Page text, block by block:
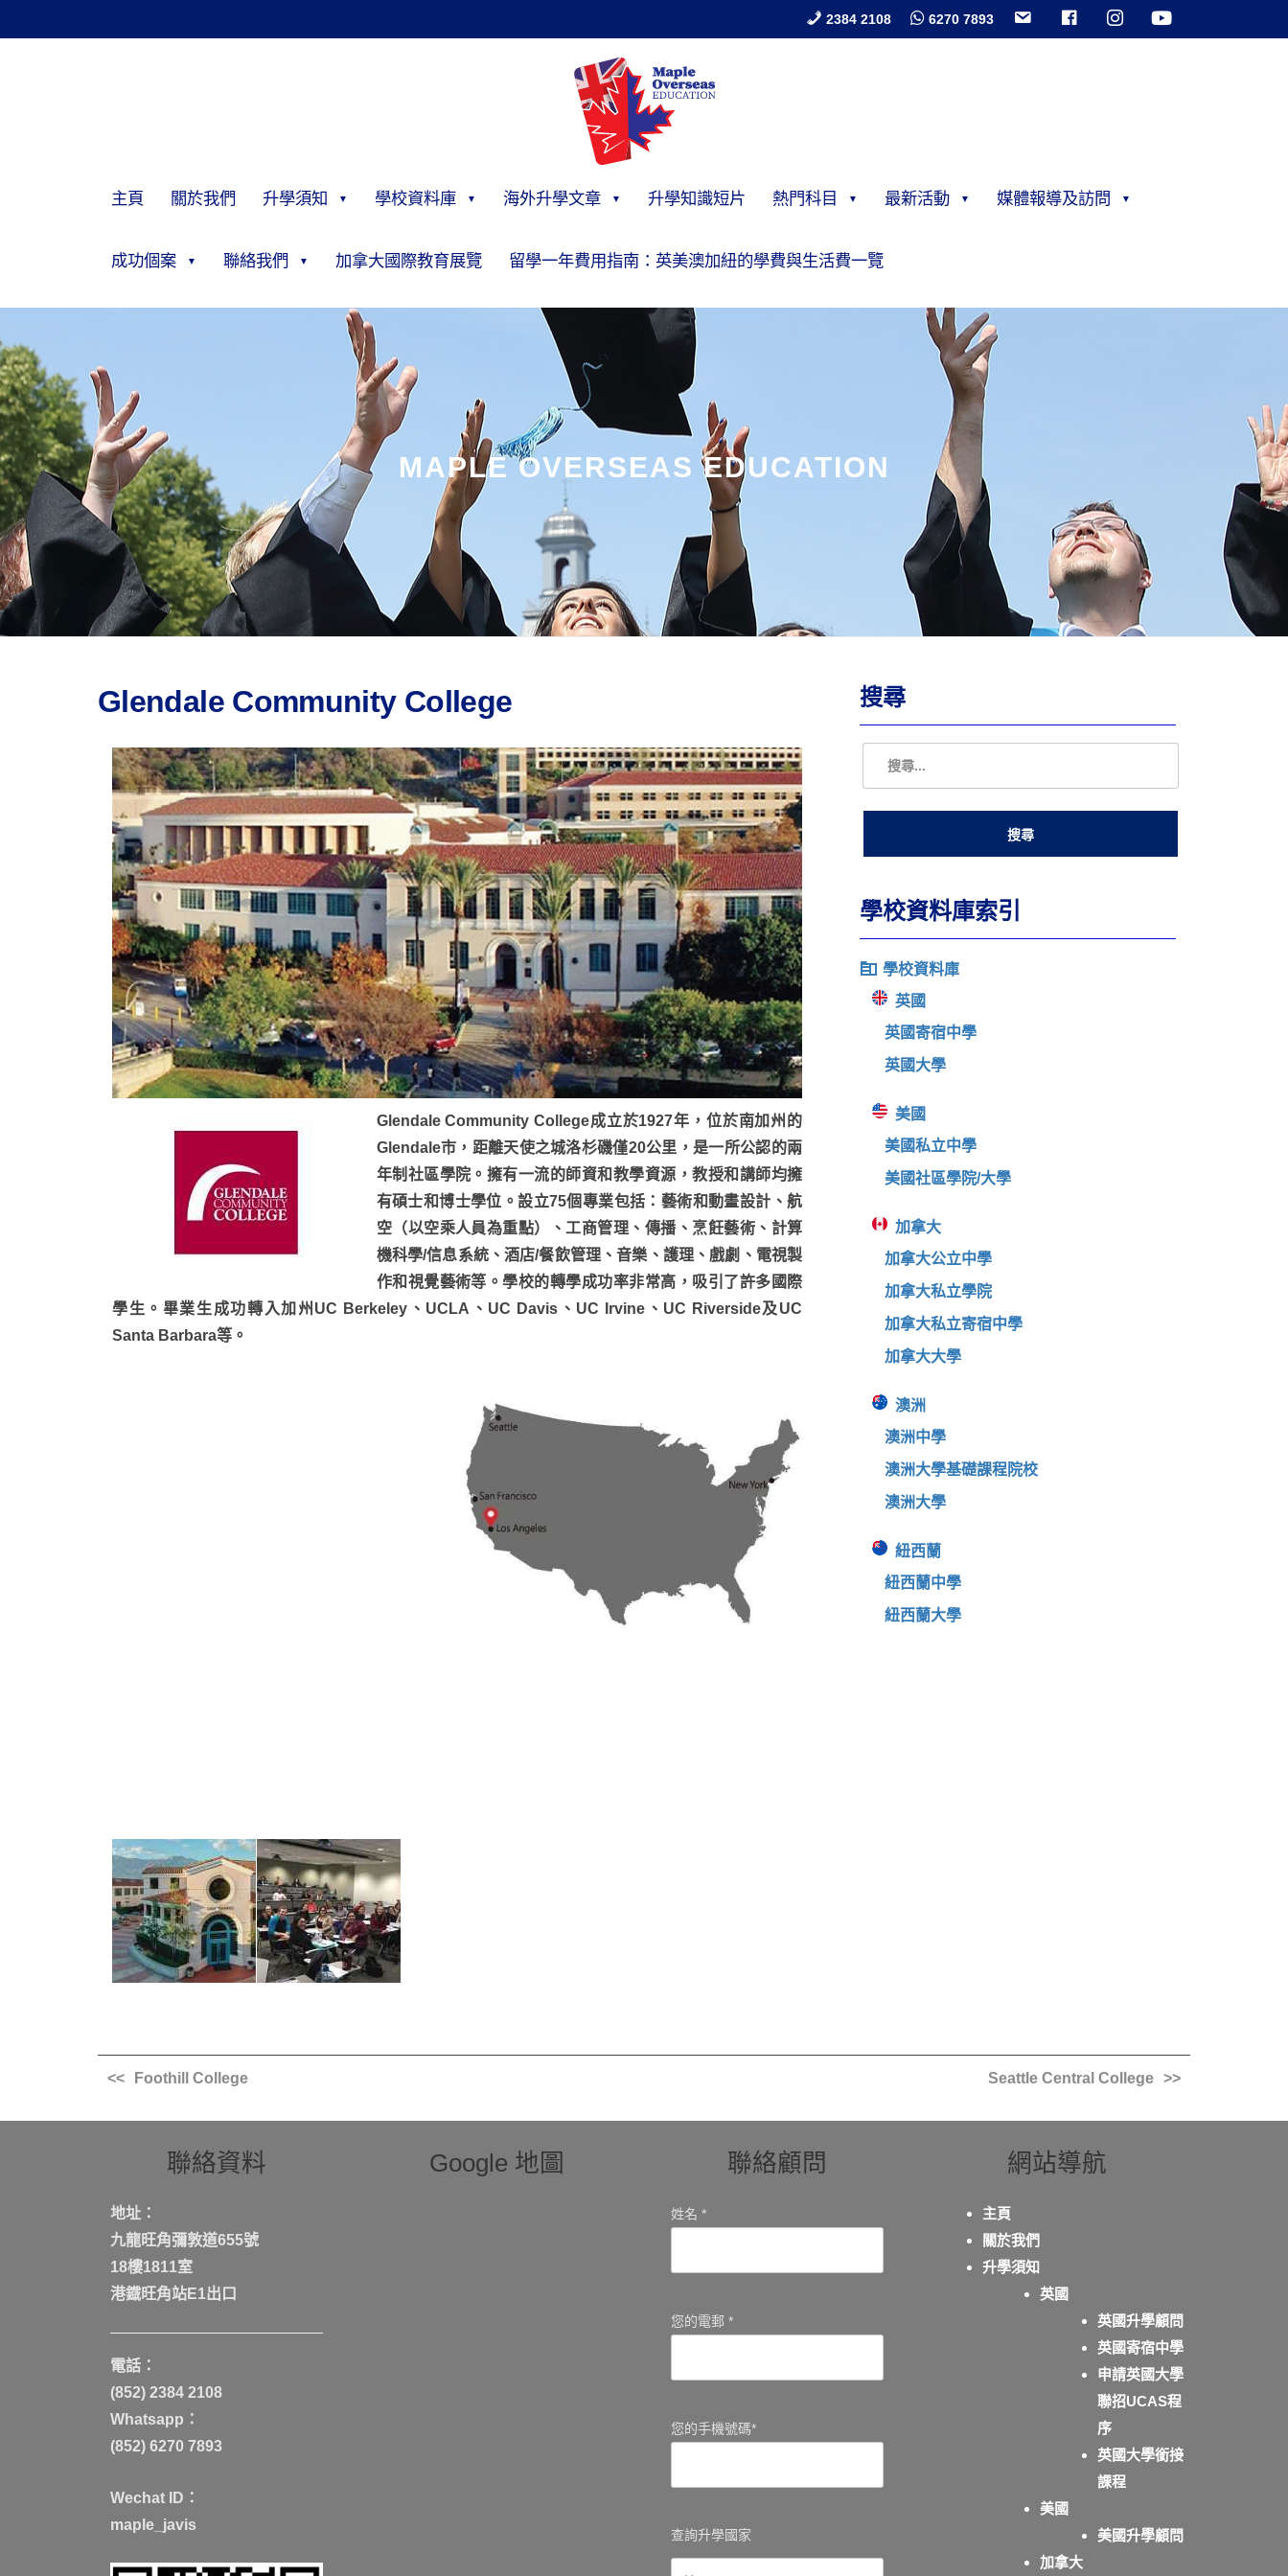
2384 2108 6270 7893
主頁 關於我們 升學須知 學校資料庫 海外升學文章 升學知識短片 熱門科目 最新活動 媒體報導及訪問
成功個案 聯絡我們 加拿大國際教育展覽 留學一年費用指南：英美澳加紐的學費與生活費一覽
MAPLE OVERSEAS EDUCATION
Glendale Community College
Glendale Community College成立於1927年，位於南加州的
Glendale市，距離天使之城洛杉磯僅20公里，是一所公認的兩
年制社區學院。擁有一流的師資和教學資源，教授和講師均擁
有碩士和博士學位。設立75個專業包括：藝術和動畫設計、航
空（以空乘人員為重點）、工商管理、傳播、烹飪藝術、計算
機科學/信息系統、酒店/餐飲管理、音樂、護理、戲劇、電視製
作和視覺藝術等。學校的轉學成功率非常高，吸引了許多國際
學生。畢業生成功轉入加州UC Berkeley、UCLA、UC Davis、UC Irvine、UC Riverside及UC
Santa Barbara等。
搜尋
學校資料庫索引
學校資料庫
英國
英國寄宿中學
英國大學
美國
美國私立中學
美國社區學院/大學
加拿大
加拿大公立中學
加拿大私立學院
加拿大私立寄宿中學
加拿大大學
澳洲
澳洲中學
澳洲大學基礎課程院校
澳洲大學
紐西蘭
紐西蘭中學
紐西蘭大學
Foothill College Seattle Central College
聯絡資料
地址：
九龍旺角彌敦道655號
18樓1811室
港鐡旺角站E1出口
電話：
(852) 2384 2108
Whatsapp：
(852) 6270 7893
Wechat ID：
maple_javis
Google 地圖 聯絡顧問
姓名 *
您的電郵 *
您的手機號碼*
查詢升學國家
網站導航
主頁
關於我們
升學須知
英國
英國升學顧問
英國寄宿中學
申請英國大學
聯招UCAS程
序
英國大學銜接
課程
美國
美國升學顧問
加拿大